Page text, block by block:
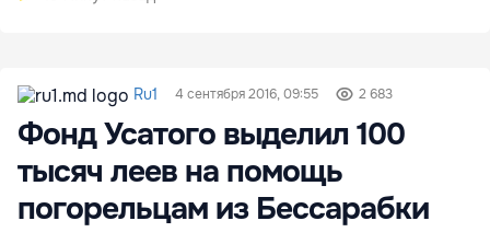
Ru1 4 сентября 2016, 09:55 2 683
Фонд Усатого выделил 100
тысяч леев на помощь
погорельцам из Бессарабки